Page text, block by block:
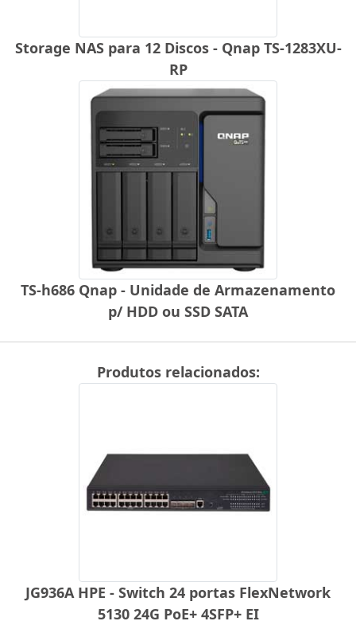
Storage NAS para 12 Discos - Qnap TS-1283XU-
RP
TS-h686 Qnap - Unidade de Armazenamento
p/ HDD ou SSD SATA
Produtos relacionados:
JG936A HPE - Switch 24 portas FlexNetwork
5130 24G PoE+ 4SFP+ EI